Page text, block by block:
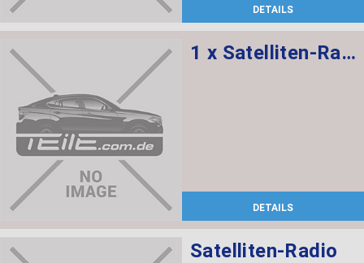
DETAILS
1 x Satelliten-Radio, 1 x Halter DAB-Tuner/SDARS/IBOC
DETAILS
Satelliten-Radio